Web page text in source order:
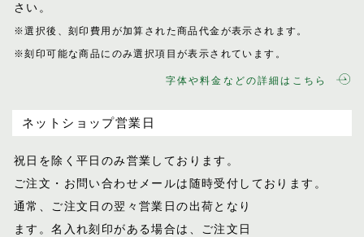
さい。
※選択後、刻印費用が加算された商品代金が表示 されます。
※刻印可能な商品にのみ選択項目が表示されてい ます。
字体や料金などの詳細はこちら
ネットショップ営業日
祝日を除く平日のみ営業しております。
ご注文・お問い合わせメールは随時受付し ております。
通常、ご注文日の翌々営業日の出荷となり
ます。名入れ刻印がある場合は、ご注文日